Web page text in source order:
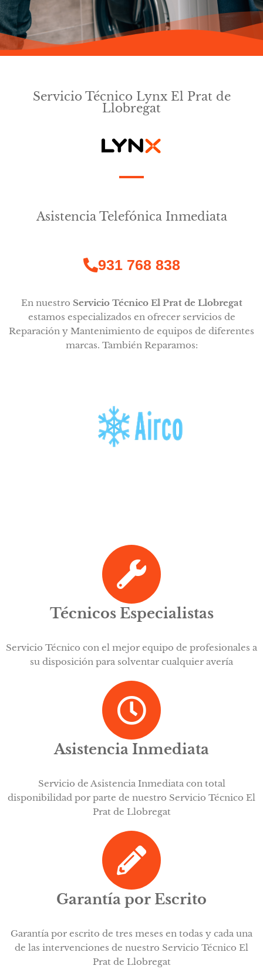
Servicio Técnico Lynx El Prat de
Llobregat
Asistencia Telefónica Inmediata
931 768 838
En nuestro Servicio Técnico El Prat de Llobregat
estamos especializados en ofrecer servicios de
Reparación y Mantenimiento de equipos de diferentes
marcas. También Reparamos:
Técnicos Especialistas
Servicio Técnico con el mejor equipo de profesionales a
su disposición para solventar cualquier avería
Asistencia Inmediata
Servicio de Asistencia Inmediata con total
disponibilidad por parte de nuestro Servicio Técnico El
Prat de Llobregat
Garantía por Escrito
Garantía por escrito de tres meses en todas y cada una
de las intervenciones de nuestro Servicio Técnico El
Prat de Llobregat